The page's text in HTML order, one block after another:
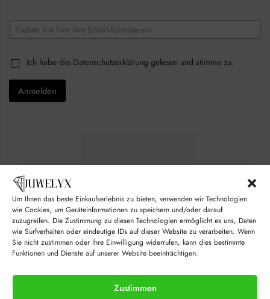
Um Ihnen das beste Einkaufserlebnis zu bieten, verwenden wir Technologien
wie Cookies, um Geräteinformationen zu speichern und/oder darauf
zuzugreifen. Die Zustimmung zu diesen Technologien ermöglicht es uns, Daten
wie Surfverhalten oder eindeutige IDs auf dieser Website zu verarbeiten. Wenn
Sie nicht zustimmen oder Ihre Einwilligung widerrufen, kann dies bestimmte
Funktionen und Dienste auf unserer Website beeinträchtigen.
Zustimmen
E
m
l*
m
i
C
h
e
k
*
Ich habe die Datenschutzerklärung gelesen und stimme zu.
Anmelden